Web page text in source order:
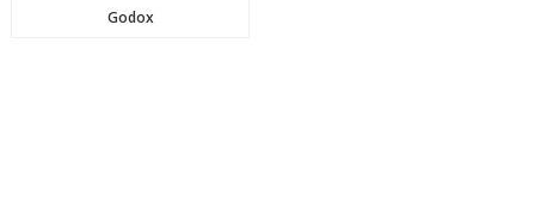
Godox